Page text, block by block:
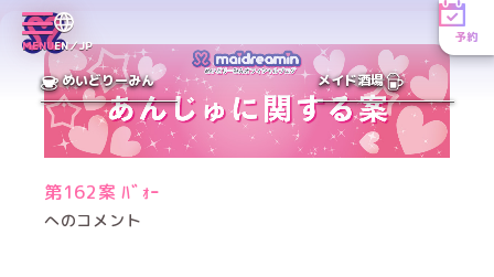
MENUEN／JP
予約
めいどりーみん メイド酒場
第162案 ﾊﾞｫｰ
へのコメント